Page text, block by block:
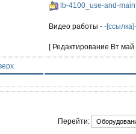
lb-4100_use-and-
Видео работы - -[ссылка]-
[ Редактирование Вт
Перейти: